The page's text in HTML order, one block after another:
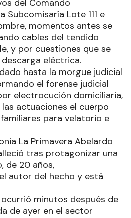
del Comando
Subcomisaría Lote 111 e
momentos antes se
cables del tendido
y por cuestiones que se
eléctrica.
hasta la morgue judicial
el forense judicial
electrocución domiciliaria,
actuaciones el cuerpo
para velatorio e
La Primavera Abelardo
tras protagonizar una
de 20 años,
autor del hecho y está
minutos después de
de ayer en el sector